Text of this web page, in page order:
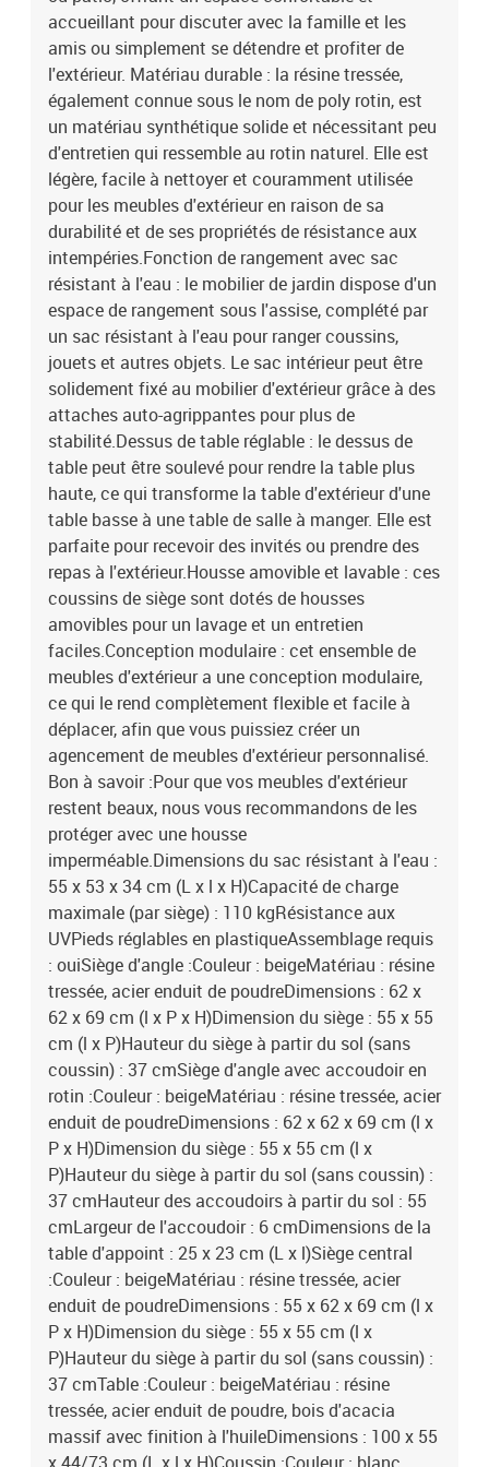
poudreDimensions : 62 x 62 x 69 cm (l x P x H)Dimension du siège :
55 x 55 cm (l x P)Hauteur du siège à partir du sol (sans coussin) :
37 cmHauteur des accoudoirs à partir du sol : 55 cmLargeur de
l'accoudoir : 6 cmDimensions de la table d'appoint : 25 x 23 cm (L x
l)Siège central :Couleur : beigeMatériau : résine tressée, acier
enduit de poudreDimensions : 55 x 62 x 69 cm (l x P x H)Dimension
du siège : 55 x 55 cm (l x P)Hauteur du siège à partir du sol (sans
coussin) : 37 cmTable :Couleur : beigeMatériau : résine tressée,
acier enduit de poudre, bois d'acacia massif avec finition à
l'huileDimensions : 100 x 55 x 44/73 cm (L x l x H)Coussin :Couleur
: blanc crèmeMatériau de la couverture : tissu (100 %
polyester)Matériau de remplissage du coussin de siège :
mousseMatériau de remplissage du coussin de dossier : fibre de
cotonDimensions du coussin de siège : 55 x 55 x 3 cm (l x P x
é)Dimensions du coussin de dossier : 55 x 45 x 13 cm (L x l x é)La
livraison contient :1 x table de jardin2 x siège d'angle avec
fonction de rangement et sac résistant à l'eau2 x siège d'angle
avec accoudoir en rotin comprenant une fonction de rangement
avec un sac résistant à l'eau4 x siège central incluant une fonction
de rangement avec un sac résistant à l'eau10 x coussin de dossier8
x coussin d'assise avec housse amovible et lavable
accueillant pour discuter avec la famille et les
amis ou simplement se détendre et profiter de
l'extérieur. Matériau durable : la résine tressée,
également connue sous le nom de poly rotin, est
un matériau synthétique solide et nécessitant peu
d'entretien qui ressemble au rotin naturel. Elle est
légère, facile à nettoyer et couramment utilisée
pour les meubles d'extérieur en raison de sa
durabilité et de ses propriétés de résistance aux
intempéries.Fonction de rangement avec sac
résistant à l'eau : le mobilier de jardin dispose d'un
espace de rangement sous l'assise, complété par
un sac résistant à l'eau pour ranger coussins,
jouets et autres objets. Le sac intérieur peut être
solidement fixé au mobilier d'extérieur grâce à des
attaches auto-agrippantes pour plus de
stabilité.Dessus de table réglable : le dessus de
table peut être soulevé pour rendre la table plus
haute, ce qui transforme la table d'extérieur d'une
table basse à une table de salle à manger. Elle est
parfaite pour recevoir des invités ou prendre des
repas à l'extérieur.Housse amovible et lavable : ces
coussins de siège sont dotés de housses
amovibles pour un lavage et un entretien
faciles.Conception modulaire : cet ensemble de
meubles d'extérieur a une conception modulaire,
ce qui le rend complètement flexible et facile à
déplacer, afin que vous puissiez créer un
agencement de meubles d'extérieur personnalisé.
Bon à savoir :Pour que vos meubles d'extérieur
restent beaux, nous vous recommandons de les
protéger avec une housse
imperméable.Dimensions du sac résistant à l'eau :
55 x 53 x 34 cm (L x l x H)Capacité de charge
maximale (par siège) : 110 kgRésistance aux
UVPieds réglables en plastiqueAssemblage requis
: ouiSiège d'angle :Couleur : beigeMatériau : résine
tressée, acier enduit de poudreDimensions : 62 x
62 x 69 cm (l x P x H)Dimension du siège : 55 x 55
cm (l x P)Hauteur du siège à partir du sol (sans
coussin) : 37 cmSiège d'angle avec accoudoir en
rotin :Couleur : beigeMatériau : résine tressée, acier
enduit de poudreDimensions : 62 x 62 x 69 cm (l x
P x H)Dimension du siège : 55 x 55 cm (l x
P)Hauteur du siège à partir du sol (sans coussin) :
37 cmHauteur des accoudoirs à partir du sol : 55
cmLargeur de l'accoudoir : 6 cmDimensions de la
table d'appoint : 25 x 23 cm (L x l)Siège central
:Couleur : beigeMatériau : résine tressée, acier
enduit de poudreDimensions : 55 x 62 x 69 cm (l x
P x H)Dimension du siège : 55 x 55 cm (l x
P)Hauteur du siège à partir du sol (sans coussin) :
37 cmTable :Couleur : beigeMatériau : résine
tressée, acier enduit de poudre, bois d'acacia
massif avec finition à l'huileDimensions : 100 x 55